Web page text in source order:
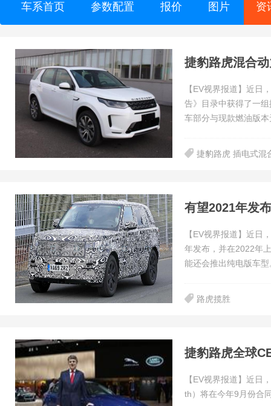
车系首页 参数配置 报价 图片 资
【EV视界报道】近日
告》目录中获得了一
车部分与现款燃油版
捷豹路虎 插电式混
有望2021年发
【EV视界报道】近日
年发布，并在2022年
能还会推出纯电版车型
路虎揽胜
捷豹路虎全球
【EV视界报道】近日
th）将在今年9月份合